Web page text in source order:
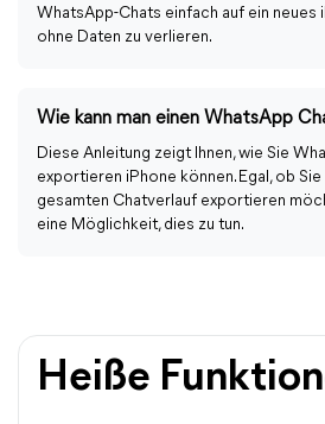
WhatsApp-Chats einfach auf ein neues
ohne Daten zu verlieren.
Diese Anleitung zeigt Ihnen, wie Sie
exportieren iPhone können. Egal, ob
gesamten Chatverlauf exportieren
eine Möglichkeit, dies zu tun.
Heiße